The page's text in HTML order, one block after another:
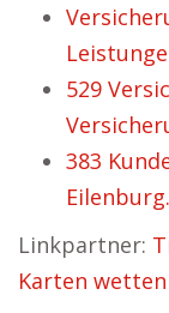
529
383
Eilenburg.
Linkpartner:
Karten wetten